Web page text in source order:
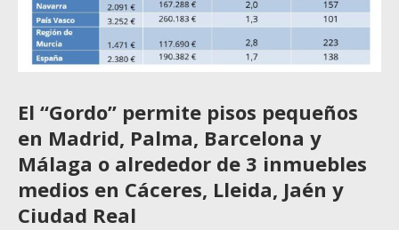
El “Gordo” permite pisos pequeños
en Madrid, Palma, Barcelona y
Málaga o alrededor de 3 inmuebles
medios en Cáceres, Lleida, Jaén y
Ciudad Real